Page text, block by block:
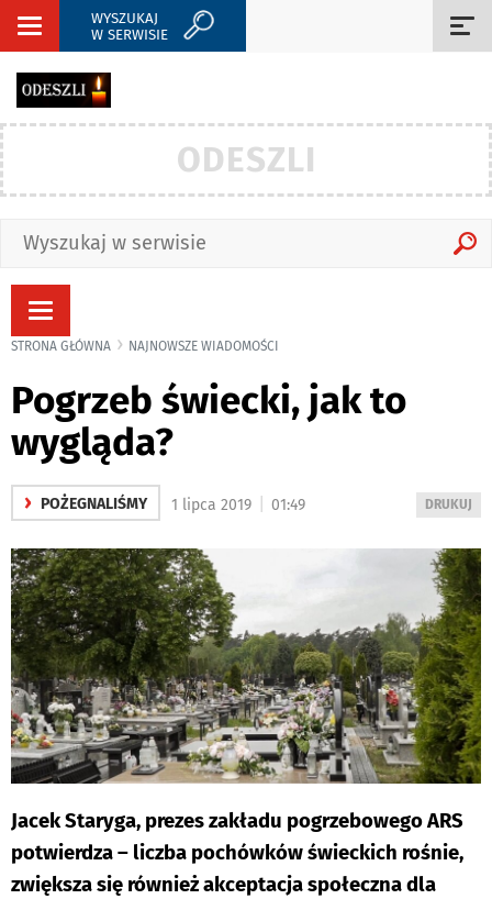
Rozwiń
WYSZUKAJ
W SERWISIE
ODESZLI
Rozwiń
STRONA GŁÓWNA NAJNOWSZE WIADOMOŚCI
Pogrzeb świecki, jak to
wygląda?
› POŻEGNALIŚMY
WYDRUKUJ
DO
DRUKUJ
1 lipca 2019 01:49
Jacek Staryga, prezes zakładu pogrzebowego ARS
potwierdza – liczba pochówków świeckich rośnie,
zwiększa się również akceptacja społeczna dla